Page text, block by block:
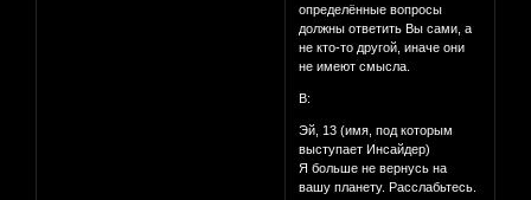
определённые вопросы
должны ответить Вы сами, а
не кто-то другой, иначе они
не имеют смысла.
В:
Эй, 13 (имя, под которым
выступает Инсайдер)
Я больше не вернусь на
вашу планету. Расслабьтесь.